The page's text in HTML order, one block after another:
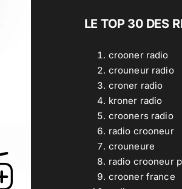
LE TOP 30 DES
crooner radio
crouneur radio
croner radio
kroner radio
crooners radio
radio crooneur
crouneure
radio crooneur
crooner france